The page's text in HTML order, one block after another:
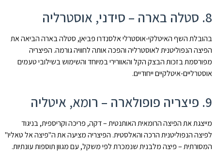
8. סטלה בארה – סידני, אוסטרליה
בהובלת השף האיטלקי-אוסטרלי אלסנדרו פביאן, סטלה בארה הביאה את
הפיצה הנפוליטנית לאוסטרליה והפכה אותה לחוויה גורמה. הפיצריה
מפורסמת בזכות הבצק הקל והאוורירי במיוחד והשימוש בשילובי טעמים
אוסטרליים-איטלקיים ייחודיים.
9. פיצריה פופולארה – רומא, איטליה
מייצגת את הפיצה הרומאית האותנטית – דקה, פריכה וקריספית, בניגוד
לפיצה הנפוליטנית הרכה והאלסטית. הפיצריה מציעה את ה"פיצה אל טאליו"
המסורתית – פיצה מלבנית שנמכרת לפי משקל, עם מגוון תוספות עונתיות.